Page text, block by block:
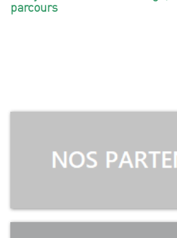
parcours